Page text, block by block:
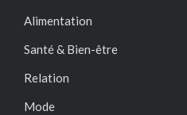
Alimentation
Santé & Bien-être
Relation
Mode